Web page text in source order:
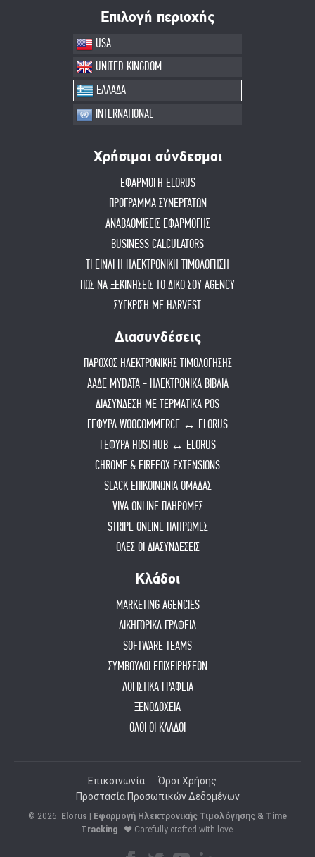
Επιλογή περιοχής
USA
UNITED KINGDOM
ΕΛΛΑΔΑ
INTERNATIONAL
Χρήσιμοι σύνδεσμοι
ΕΦΑΡΜΟΓΗ ELORUS
ΠΡΟΓΡΑΜΜΑ ΣΥΝΕΡΓΑΤΩΝ
ΑΝΑΒΑΘΜΙΣΕΙΣ ΕΦΑΡΜΟΓΗΣ
BUSINESS CALCULATORS
ΤΙ ΕΙΝΑΙ Η ΗΛΕΚΤΡΟΝΙΚΗ ΤΙΜΟΛΟΓΗΣΗ
ΠΏΣ ΝΑ ΞΕΚΙΝΉΣΕΙΣ ΤΟ ΔΙΚΌ ΣΟΥ AGENCY
ΣΥΓΚΡΙΣΗ ΜΕ HARVEST
Διασυνδέσεις
ΠΑΡΟΧΟΣ ΗΛΕΚΤΡΟΝΙΚΗΣ ΤΙΜΟΛΟΓΗΣΗΣ
ΑΑΔΕ MYDATA - ΗΛΕΚΤΡΟΝΙΚΑ ΒΙΒΛΙΑ
ΔΙΑΣΥΝΔΕΣΗ ΜΕ ΤΕΡΜΑΤΙΚΑ POS
ΓΕΦΥΡΑ WOOCOMMERCE ↔ ELORUS
ΓΕΦΥΡΑ HOSTHUB ↔ ELORUS
CHROME & FIREFOX EXTENSIONS
SLACK ΕΠΙΚΟΙΝΩΝΙΑ ΟΜΑΔΑΣ
VIVA ONLINE ΠΛΗΡΩΜΕΣ
STRIPE ONLINE ΠΛΗΡΩΜΕΣ
ΟΛΕΣ ΟΙ ΔΙΑΣΥΝΔΕΣΕΙΣ
Κλάδοι
MARKETING AGENCIES
ΔΙΚΗΓΟΡΙΚΑ ΓΡΑΦΕΙΑ
SOFTWARE TEAMS
ΣΥΜΒΟΥΛΟΙ ΕΠΙΧΕΙΡΗΣΕΩΝ
ΛΟΓΙΣΤΙΚΑ ΓΡΑΦΕΙΑ
ΞΕΝΟΔΟΧΕΙΑ
ΟΛΟΙ ΟΙ ΚΛΑΔΟΙ
Επικοινωνία
Όροι Χρήσης
Προστασία Προσωπικών Δεδομένων
© 2026. Elorus | Εφαρμογή Ηλεκτρονικής Τιμολόγησης & Time
Tracking. ♥ Carefully crafted with love.